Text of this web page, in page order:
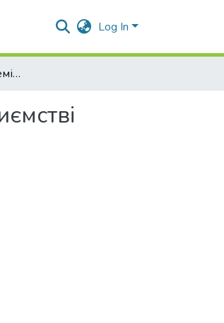
Log In
Бюджетування в системі фінансового планування на підприємстві